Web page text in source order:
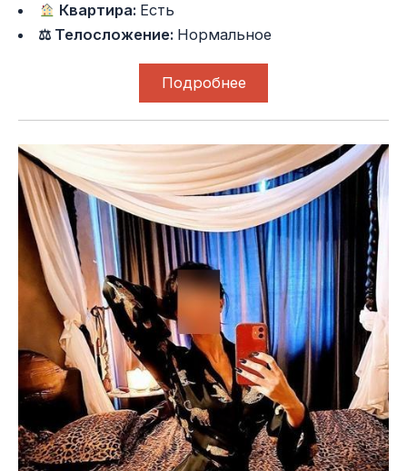
Квартира: Есть
⚖ Телосложение: Нормальное
Подробнее